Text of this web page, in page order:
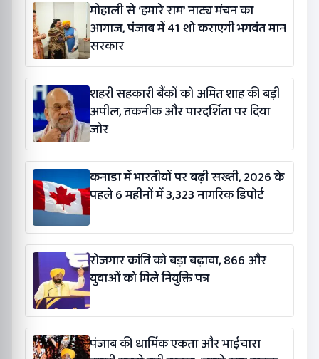
मोहाली से ‘हमारे राम’ नाट्य मंचन का
आगाज, पंजाब में 41 शो कराएगी भगवंत मान
सरकार
शहरी सहकारी बैंकों को अमित शाह की बड़ी
अपील, तकनीक और पारदर्शिता पर दिया
जोर
कनाडा में भारतीयों पर बढ़ी सख्ती, 2026 के
पहले 6 महीनों में 3,323 नागरिक डिपोर्ट
रोजगार क्रांति को बड़ा बढ़ावा, 866 और
युवाओं को मिले नियुक्ति पत्र
पंजाब की धार्मिक एकता और भाईचारा